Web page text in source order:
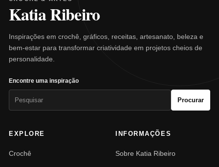
Katia Ribeiro
Inspirações em crochê, gráficos, receitas, artesanato, beleza e
bem-estar para transformar criatividade em projetos cheios de
personalidade.
Encontre uma inspiração
Procurar
EXPLORE
Crochê
INFORMAÇÕES
Sobre Katia Ribeiro